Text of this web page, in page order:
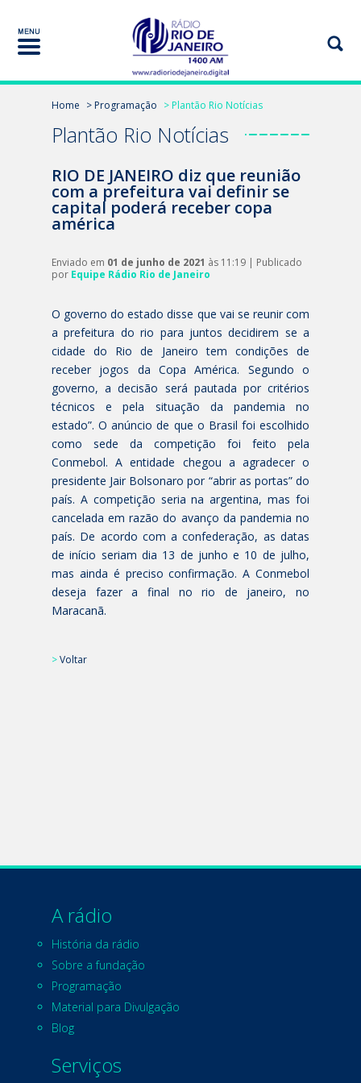
Home > Programação > Plantão Rio Notícias
Plantão Rio Notícias
RIO DE JANEIRO diz que reunião
com a prefeitura vai definir se
capital poderá receber copa
américa
Enviado em 01 de junho de 2021 às 11:19 | Publicado
por Equipe Rádio Rio de Janeiro
O governo do estado disse que vai se reunir com
a prefeitura do rio para juntos decidirem se a
cidade do Rio de Janeiro tem condições de
receber jogos da Copa América. Segundo o
governo, a decisão será pautada por critérios
técnicos e pela situação da pandemia no
estado”. O anúncio de que o Brasil foi escolhido
como sede da competição foi feito pela
Conmebol. A entidade chegou a agradecer o
presidente Jair Bolsonaro por “abrir as portas” do
país. A competição seria na argentina, mas foi
cancelada em razão do avanço da pandemia no
país. De acordo com a confederação, as datas
de início seriam dia 13 de junho e 10 de julho,
mas ainda é preciso confirmação. A Conmebol
deseja fazer a final no rio de janeiro, no
Maracanã.
>Voltar
A rádio
História da rádio
Sobre a fundação
Programação
Material para Divulgação
Blog
Serviços